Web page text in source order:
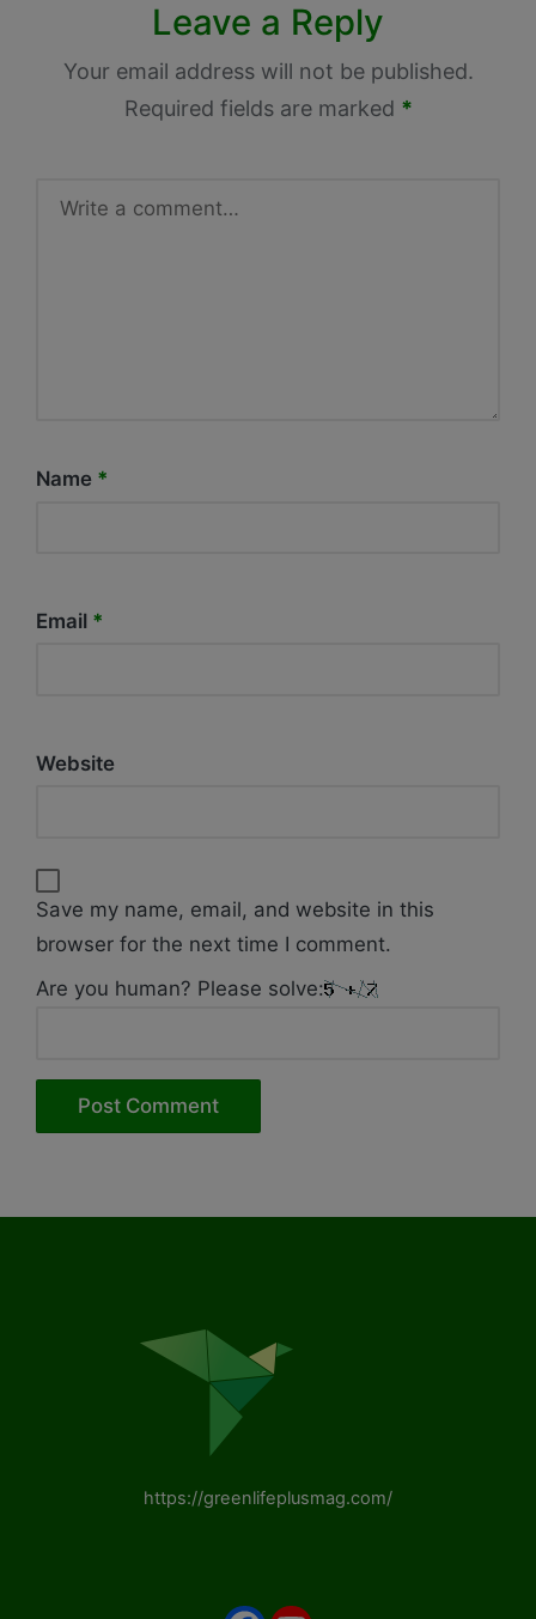
Leave a Reply
Your email address will not be published.
Required fields are marked *
Name *
Email *
Website
Save my name, email, and website in this
browser for the next time I comment.
Are you human? Please solve:
https://greenlifeplusmag.com/